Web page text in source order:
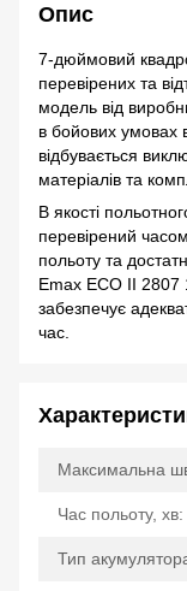
Опис
7-дюймовий
перевірених та
модель від
в бойових умовах
відбувається
матеріалів та
В якості
перевірений
польоту та
Emax ECO II
забезпечує
час.
Максимальна
Час польоту, хв:
Тип